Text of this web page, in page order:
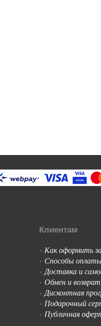
Клиентам
- Как оформить
- Способы
-Доставка и
- Обмен и
-Дисконтная
- Подарочный
- Публичная